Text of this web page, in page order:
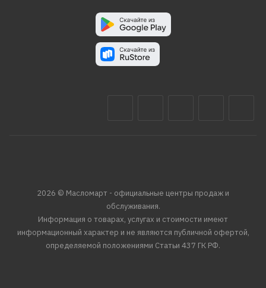
2026 © Масломарт - официальные центры продаж и
обслуживания.
Информация о товарах, услугах и стоимости имеют
информационный характер и не являются публичной офертой,
определяемой положениями Статьи 437 ГК РФ.